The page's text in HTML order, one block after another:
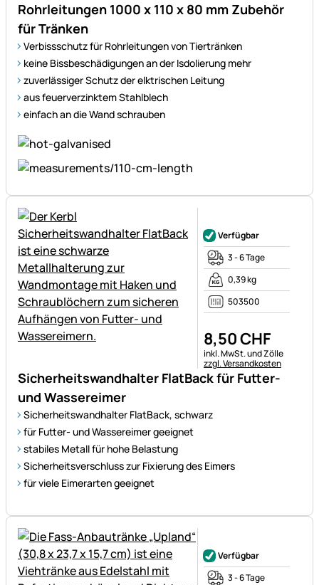
Rohrleitungen 1000 x 110 x 80 mm Zubehör
für Tränken
Verbissschutz für Rohrleitungen von Tiertränken
keine Bissbeschädigungen an der Isdolierung mehr
zuverlässiger Schutz der elktrischen Leitung
aus feuerverzinktem Stahlblech
einfach an die Wand schrauben
Sicherheitswandhalter FlatBack für Futter-
und Wassereimer
Sicherheitswandhalter FlatBack, schwarz
für Futter- und Wassereimer geeignet
stabiles Metall für hohe Belastung
Sicherheitsverschluss zur Fixierung des Eimers
für viele Eimerarten geeignet
Verfügbar
3 - 6 Tage
0,39 kg
503500
8,50CHF
Steuerhinweis:
inkl. MwSt. und Zölle
zzgl. Versandkosten
Verfügbar
3 - 6 Tage